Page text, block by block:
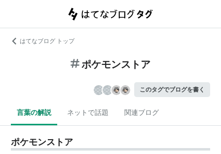
はてなブログ トップ
ポケモンストア
このタグでブログを書く
言葉の解説 ネットで話題 関連ブログ
ポケモンストア